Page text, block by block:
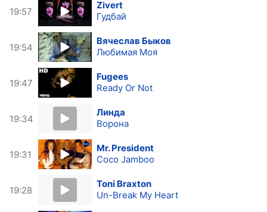
19:57
Zivert
Гудбай
19:54
Вячеслав Быков
Любимая Моя
19:47
Fugees
Ready Or Not
19:34
Линда
Ворона
19:31
Mr. President
Coco Jamboo
19:28
Toni Braxton
Un-Break My Heart